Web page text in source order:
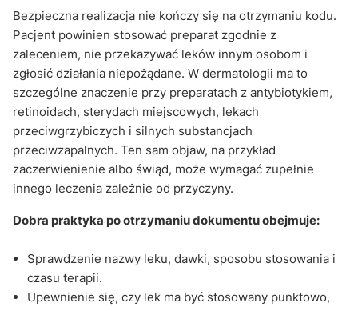
Bezpieczna realizacja nie kończy się na otrzymaniu kodu.
Pacjent powinien stosować preparat zgodnie z
zaleceniem, nie przekazywać leków innym osobom i
zgłosić działania niepożądane. W dermatologii ma to
szczególne znaczenie przy preparatach z antybiotykiem,
retinoidach, sterydach miejscowych, lekach
przeciwgrzybiczych i silnych substancjach
przeciwzapalnych. Ten sam objaw, na przykład
zaczerwienienie albo świąd, może wymagać zupełnie
innego leczenia zależnie od przyczyny.
Dobra praktyka po otrzymaniu dokumentu obejmuje:
Sprawdzenie nazwy leku, dawki, sposobu stosowania i
czasu terapii.
Upewnienie się, czy lek ma być stosowany punktowo,